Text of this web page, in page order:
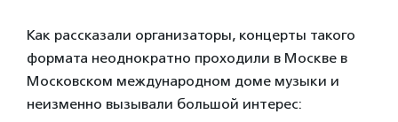
Как рассказали организаторы, концерты такого
формата неоднократно проходили в Москве в
Московском международном доме музыки и
неизменно вызывали большой интерес: